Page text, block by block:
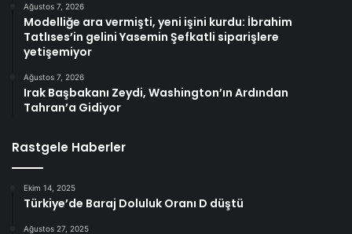
Ağustos 7, 2026
Modelliğe ara vermişti, yeni işini kurdu: İbrahim
Tatlıses’in gelini Yasemin Şefkatli siparişlere
yetişemiyor
Ağustos 7, 2026
Irak Başbakanı Zeydi, Washington’ın Ardından
Tahran’a Gidiyor
Rastgele Haberler
Ekim 14, 2025
Türkiye’de Baraj Doluluk Oranı D düştü
Ağustos 27, 2025